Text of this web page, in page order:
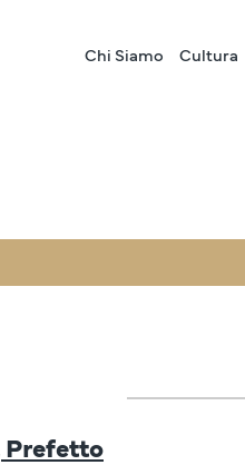
Chi Siamo
Cultura
Prefetto